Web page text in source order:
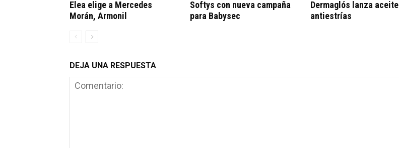
Elea elige a Mercedes
Morán, Armonil
Softys con nueva campaña
para Babysec
Dermaglós lanza aceite
antiestrías
DEJA UNA RESPUESTA